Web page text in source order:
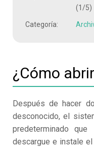
(1/5)
Categoría:
¿Cómo
Después de hacer
desconocido, el
predeterminado
descargue e instale